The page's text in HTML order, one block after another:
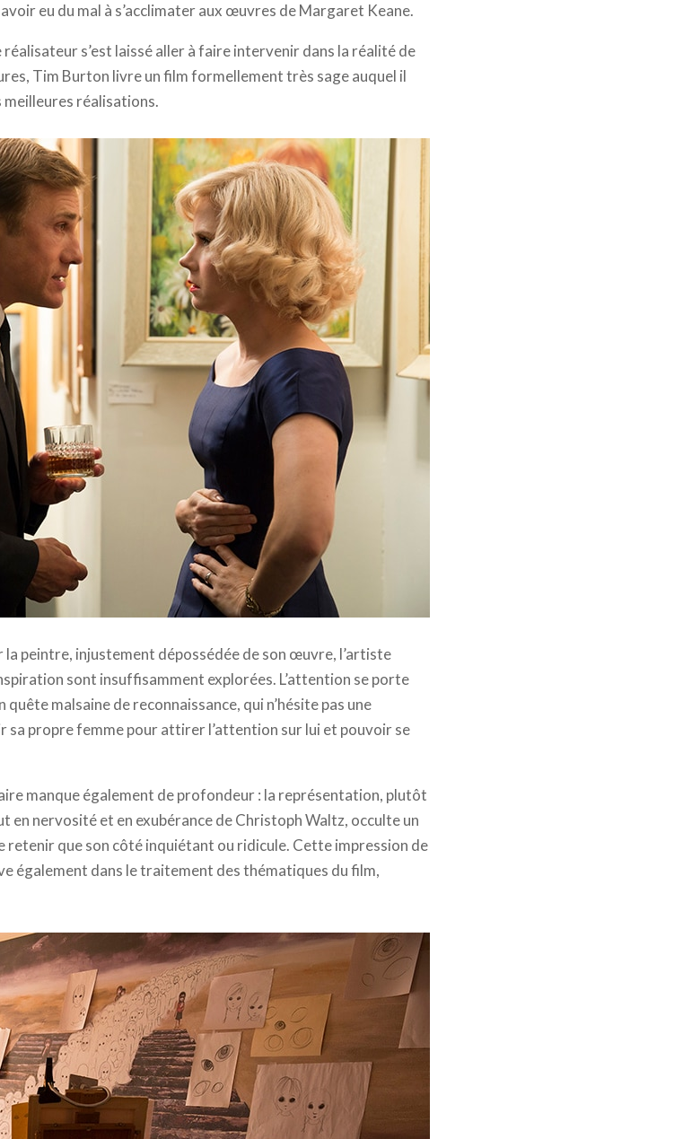
eu du mal à s’acclimater aux œuvres de Margaret Keane.
s’est laissé aller à faire intervenir dans la réalité de
Tim Burton livre un film formellement très sage auquel il
meilleures réalisations.
peintre, injustement dépossédée de son œuvre, l’artiste
sont insuffisamment explorées. L’attention se porte
malsaine de reconnaissance, qui n’hésite pas une
sa propre femme pour attirer l’attention sur lui et pouvoir se
manque également de profondeur : la représentation, plutôt
en nervosité et en exubérance de Christoph Waltz, occulte un
retenir que son côté inquiétant ou ridicule. Cette impression de
également dans le traitement des thématiques du film,